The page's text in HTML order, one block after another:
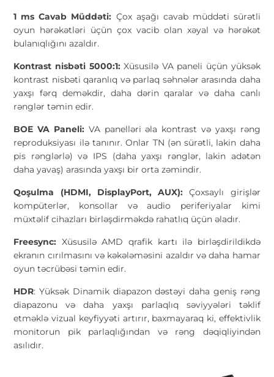
1 ms Cavab Müddəti: Çox aşağı cavab müddəti sürətli
oyun hərəkətləri üçün çox vacib olan xəyal və hərəkət
bulanıqlığını azaldır.
Kontrast nisbəti 5000:1: Xüsusilə VA paneli üçün yüksək
kontrast nisbəti qaranlıq və parlaq səhnələr arasında daha
yaxşı fərq deməkdir, daha dərin qaralar və daha canlı
rənglər təmin edir.
BOE VA Paneli: VA panelləri əla kontrast və yaxşı rəng
reproduksiyası ilə tanınır. Onlar TN (ən sürətli, lakin daha
pis rənglərlə) və IPS (daha yaxşı rənglər, lakin adətən
daha yavaş) arasında yaxşı bir orta zəmindir.
Qoşulma (HDMI, DisplayPort, AUX): Çoxsaylı girişlər
kompüterlər, konsollar və audio periferiyalar kimi
müxtəlif cihazları birləşdirməkdə rahatlıq üçün əladır.
Freesync: Xüsusilə AMD qrafik kartı ilə birləşdirildikdə
ekranın cırılmasını və kəkələməsini azaldır və daha hamar
oyun təcrübəsi təmin edir.
HDR: Yüksək Dinamik diapazon dəstəyi daha geniş rəng
diapazonu və daha yaxşı parlaqlıq səviyyələri təklif
etməklə vizual keyfiyyəti artırır, baxmayaraq ki, effektivlik
monitorun pik parlaqlığından və rəng dəqiqliyindən
asılıdır.